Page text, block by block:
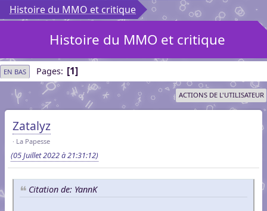
Histoire du MMO et critique
Histoire du MMO et critique
EN BAS Pages 1
ACTIONS DE L'UTILISATEUR
Zatalyz
La Papesse
(05 Juillet 2022 à 21:31:12)
Citation de: YannK